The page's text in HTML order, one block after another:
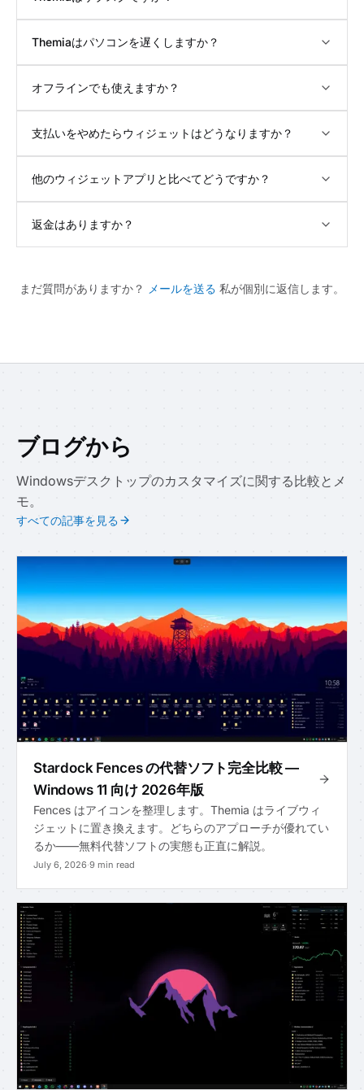
Themiaはパソコンを遅くしますか？
オフラインでも使えますか？
支払いをやめたらウィジェットはどうなりますか？
他のウィジェットアプリと比べてどうですか？
返金はありますか？
まだ質問がありますか？ メールを送る 私が個別に返信します。
ブログから
Windowsデスクトップのカスタマイズに関する比較とメ
モ。
すべての記事を見る
Stardock Fences の代替ソフト完全比較 —
Windows 11 向け 2026年版
Fences はアイコンを整理します。Themia はライブウィ
ジェットに置き換えます。どちらのアプローチが優れてい
るか——無料代替ソフトの実態も正直に解説。
July 6, 2026·9 min read